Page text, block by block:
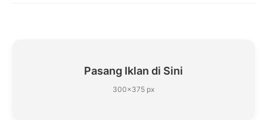
Pasang Iklan di Sini
300×375 px